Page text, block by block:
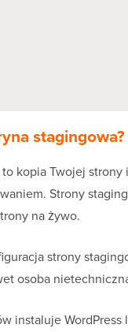
stagingowa?
kopia Twojej
Strony
na żywo.
strony
osoba
instaluje